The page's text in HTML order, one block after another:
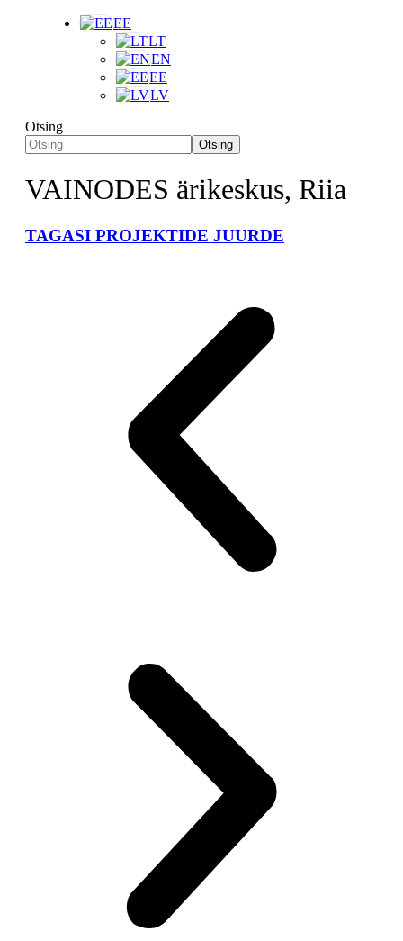
EE
LT
EN
EE
LV
Otsing
Otsing
VAINODES ärikeskus, Riia
TAGASI PROJEKTIDE JUURDE